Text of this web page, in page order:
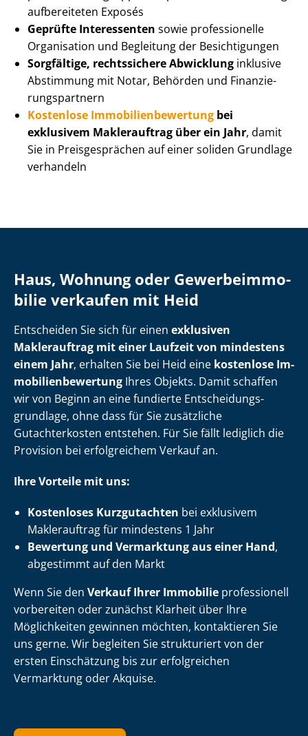
aufbereiteten Exposés
Geprüfte Interessenten sowie professionelle
Organisation und Begleitung der Besichtigungen
Sorgfältige, rechtssichere Abwicklung inklusive
Abstimmung mit Notar, Behörden und Fi­nan­zie­
rungs­part­nern
Kostenlose Im­mo­bi­li­en­be­wer­tung bei
exklusivem Maklerauftrag über ein Jahr, damit
Sie in Preisgesprächen auf einer soliden Grundlage
verhandeln
Haus, Wohnung oder Ge­wer­be­im­mo­
bi­lie verkaufen mit Heid
Entscheiden Sie sich für einen exklusiven
Maklerauftrag mit einer Laufzeit von mindestens
einem Jahr, erhalten Sie bei Heid eine kostenlose Im­
mo­bi­li­en­be­wer­tung Ihres Objekts. Damit schaffen
wir von Beginn an eine fundierte Ent­schei­dungs­
grund­la­ge, ohne dass für Sie zusätzliche
Gutachterkosten entstehen. Für Sie fällt lediglich die
Provision bei erfolgreichem Verkauf an.
Ihre Vorteile mit uns:
Kostenloses Kurzgutachten bei exklusivem
Maklerauftrag für mindestens 1 Jahr
Bewertung und Vermarktung aus einer Hand,
abgestimmt auf den Markt
Wenn Sie den Verkauf Ihrer Immobilie professionell
vorbereiten oder zunächst Klarheit über Ihre
Möglichkeiten gewinnen möchten, kontaktieren Sie
uns gerne. Wir begleiten Sie strukturiert von der
ersten Einschätzung bis zur erfolgreichen
Vermarktung oder Akquise.